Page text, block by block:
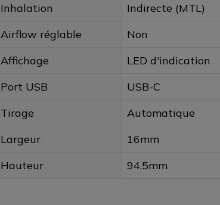
Inhalation
Indirecte (MTL)
Airflow réglable
Non
Affichage
LED d'indication
Port USB
USB-C
Tirage
Automatique
Largeur
16mm
Hauteur
94.5mm